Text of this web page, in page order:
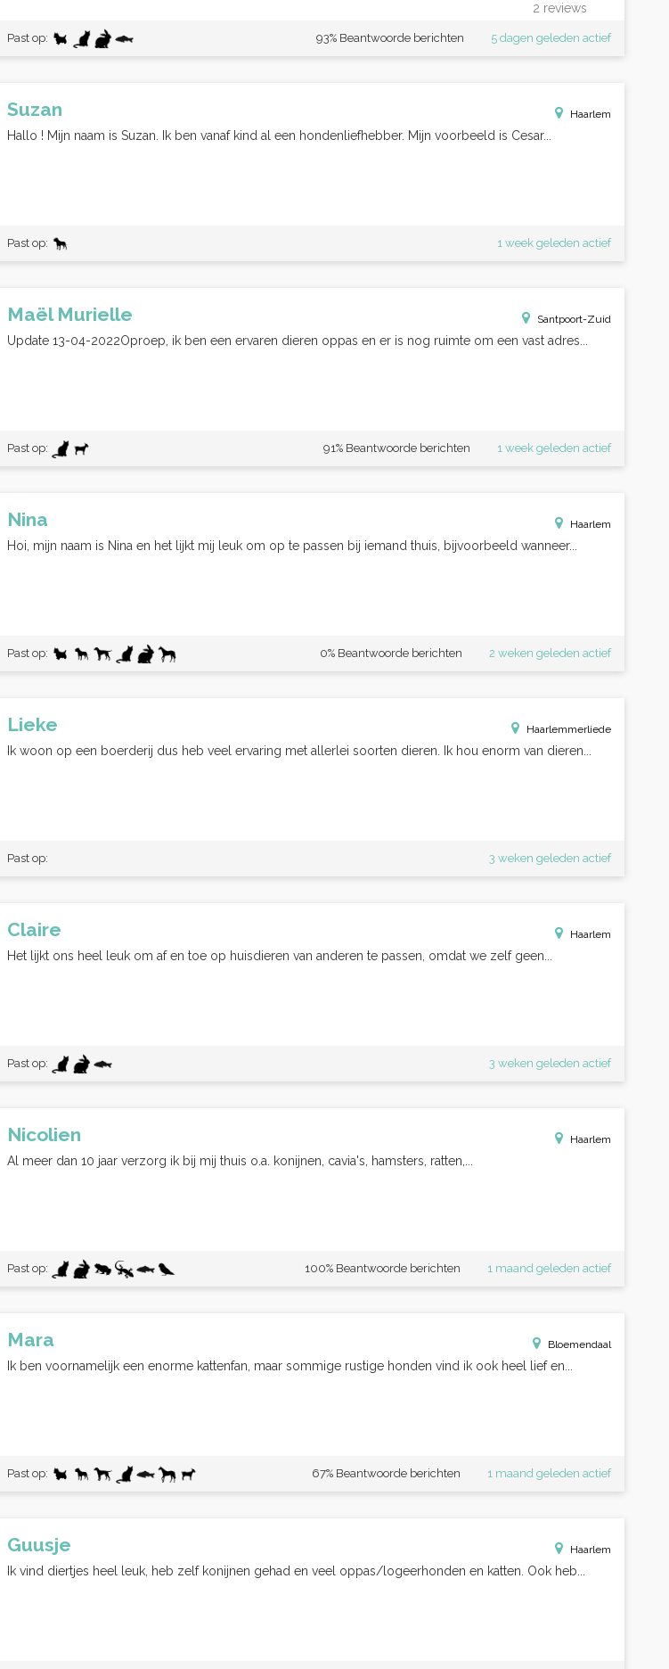
2 reviews
Past op: 5 dagen geleden actief
93% Beantwoorde berichten
Suzan Haarlem
Hallo ! Mijn naam is Suzan. Ik ben vanaf kind al een hondenliefhebber. Mijn voorbeeld is Cesar...
Past op: 1 week geleden actief
Maël Murielle Santpoort-Zuid
Update 13-04-2022Oproep, ik ben een ervaren dieren oppas en er is nog ruimte om een vast adres...
Past op: 1 week geleden actief
91% Beantwoorde berichten
Nina Haarlem
Hoi, mijn naam is Nina en het lijkt mij leuk om op te passen bij iemand thuis, bijvoorbeeld wanneer...
Past op: 2 weken geleden actief
0% Beantwoorde berichten
Lieke Haarlemmerliede
Ik woon op een boerderij dus heb veel ervaring met allerlei soorten dieren. Ik hou enorm van dieren...
Past op: 3 weken geleden actief
Claire Haarlem
Het lijkt ons heel leuk om af en toe op huisdieren van anderen te passen, omdat we zelf geen...
Past op: 3 weken geleden actief
Nicolien Haarlem
Al meer dan 10 jaar verzorg ik bij mij thuis o.a. konijnen, cavia's, hamsters, ratten,...
Past op: 1 maand geleden actief
100% Beantwoorde berichten
Mara Bloemendaal
Ik ben voornamelijk een enorme kattenfan, maar sommige rustige honden vind ik ook heel lief en...
Past op: 1 maand geleden actief
67% Beantwoorde berichten
Guusje Haarlem
Ik vind diertjes heel leuk, heb zelf konijnen gehad en veel oppas/logeerhonden en katten. Ook heb...